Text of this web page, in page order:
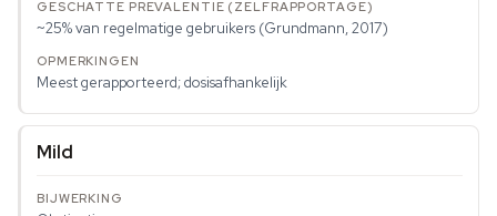
~25% van regelmatige gebruikers (Grundmann, 2017)
Meest gerapporteerd; dosisafhankelijk
Mild